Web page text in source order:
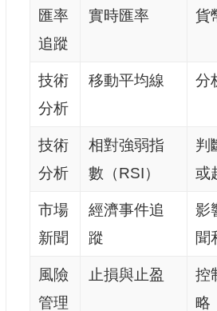
匯率
追蹤
實時匯率 貨
技術
分析
移動平均線 分
技術
分析
相對強弱指
數（RSI）
判
或
市場
新聞
經濟事件追
蹤
影
聞
風險
管理
止損與止盈
控
略